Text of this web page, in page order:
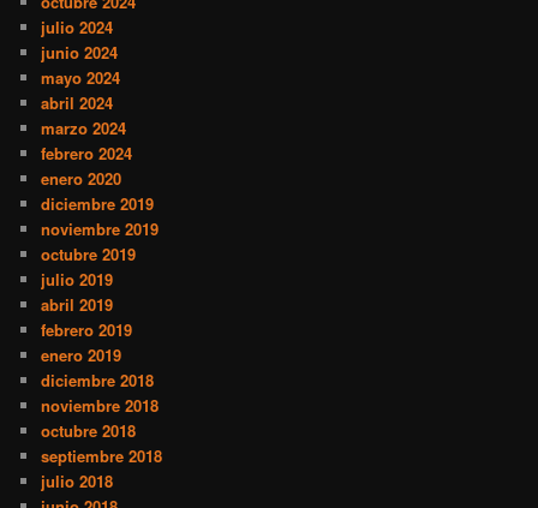
julio 2024
junio 2024
mayo 2024
abril 2024
marzo 2024
febrero 2024
enero 2020
diciembre 2019
noviembre 2019
octubre 2019
julio 2019
abril 2019
febrero 2019
enero 2019
diciembre 2018
noviembre 2018
octubre 2018
septiembre 2018
julio 2018